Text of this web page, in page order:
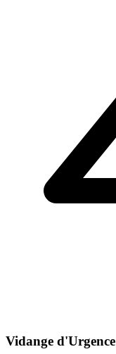
Vidange d'Urgence